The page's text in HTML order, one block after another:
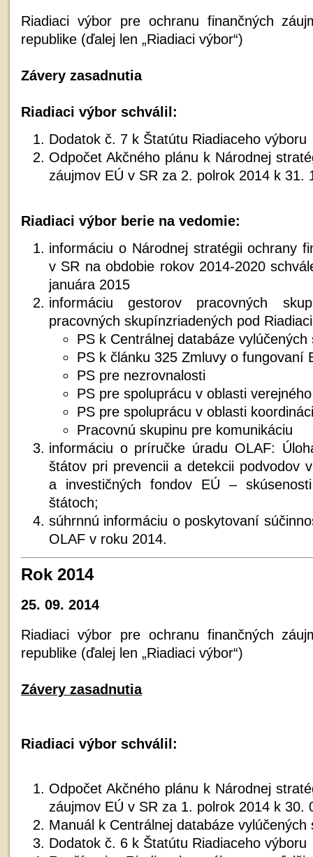
Riadiaci výbor pre ochranu finančných
republike (ďalej len „Riadiaci výbor“)
Závery zasadnutia
Riadiaci výbor schválil:
Dodatok č. 7 k Štatútu Riadiaceho výboru
Odpočet Akčného plánu k Národnej
záujmov EÚ v SR za 2. polrok 2014 k 31.
Riadiaci výbor berie na vedomie:
informáciu o Národnej stratégii ochrany
v SR na obdobie rokov 2014-2020
januára 2015
informáciu gestorov pracovných
pracovných skupínzriadených pod
PS k Centrálnej databáze vylúčených
PS k článku 325 Zmluvy o fungovaní
PS pre nezrovnalosti
PS pre spoluprácu v oblasti
PS pre spoluprácu v oblasti
Pracovnú skupinu pre komunikáciu
informáciu o príručke úradu OLAF:
štátov pri prevencii a detekcii podvodov
a investičných fondov EÚ –
štátoch;
súhrnnú informáciu o poskytovaní
OLAF v roku 2014.
Rok 2014
25. 09. 2014
Riadiaci výbor pre ochranu finančných
republike (ďalej len „Riadiaci výbor“)
Závery zasadnutia
Riadiaci výbor schválil:
Odpočet Akčného plánu k Národnej
záujmov EÚ v SR za 1. polrok 2014 k 30.
Manuál k Centrálnej databáze vylúčených
Dodatok č. 6 k Štatútu Riadiaceho výboru